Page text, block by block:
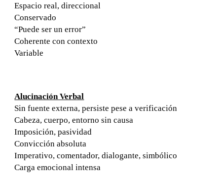
Espacio real, direccional
Conservado
“Puede ser un error”
Coherente con contexto
Variable
Alucinación Verbal
Sin fuente externa, persiste pese a verificación
Cabeza, cuerpo, entorno sin causa
Imposición, pasividad
Convicción absoluta
Imperativo, comentador, dialogante, simbólico
Carga emocional intensa